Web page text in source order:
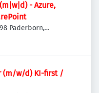
- Azure,
Paderborn,
(m/w/d) KI-first /